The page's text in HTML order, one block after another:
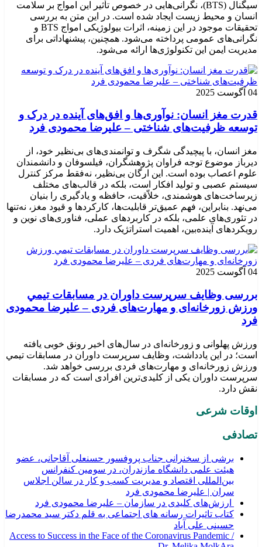
سیگنال (BTS)، نگرانی‌هایی در خصوص تأثیر این امواج بر سلامت
انسان و محیط زیست ایجاد شده است. در این متن به بررسی
تحقیقات موجود در این زمینه، اثرات بیولوژیکی امواج BTS و
نگرانی‌های عمومی پرداخته می‌شود. همچنین، پیشنهاداتی برای
مدیریت ایمن این تکنولوژی‌ها ارائه می‌شود.
04 آگوست 2025
قدرت مغز انسان: نوآوری‌ها و افق‌های آینده در درک و
توسعه ظرفیت‌های شناختی – علیرضا محمودی فرد
مغز انسان، با پیچیدگی شگرف و توانمندی‌های بی‌نظیر خود، از
دیرباز موضوع توجه فراوان پژوهشگران، فیلسوفان و دانشمندان
علوم اعصاب بوده است. این ارگان بی‌نظیر، نه‌فقط مرکز کنترل
سیستم عصبی و تولید افکار است، بلکه در قالب‌های مختلف
زیرساخت‌های هوشمندی، خلاّقیت، حافظه و یادگیری را بنیان
می‌نهد. بنابراین، فهم عمیق‌تر قابلیت‌ها، کارکردها و قیود مغز، نه‌تنها
در تئوری‌های علمی، بلکه در کاربردهای عملی، فناوری‌های نوین و
رویکردهای آینده‌بین، اهمیت استراتژیک دارد.
04 آگوست 2025
بررسی وظايف سرپرست داوران در مسابقات تیمي
ورزش زورخانه‌ای و مهارت‌های فردی – علیرضا محمودی
فرد
ورزش پهلوانی و زورخانه‌ای در سال‌های اخیر رونق خوبی یافته
است؛ در این یادداشت، وظایف سرپرست داوران در مسابقات تیمي
ورزش زورخانه‌ای و مهارت‌های فردی بررسی خواهد شد.
سرپرست داوران یکی از کلیدی‌ترین افرادی است که در مسابقات
نقش دارد.
اوقات شرعی
تصادفی
برشی از سخنرانی جناب پروفسور حسنعلی آقاجانی، عضو
هیئت علمی دانشگاه مازندران، در سومین کنفرانس
بین‌المللی اقتصاد و مدیریت کسب و کار در سالن اجلاس
سران | علیرضا محمودی فرد
ارزش‌های کلیدی در سازمان – علیرضا محمودی فرد
کتاب تاثیرات رسانه های اجتماعی به قلم دکتر سید محمدرضا
حسینی علی آباد
Access to Success in the Face of the Coronavirus Pandemic /